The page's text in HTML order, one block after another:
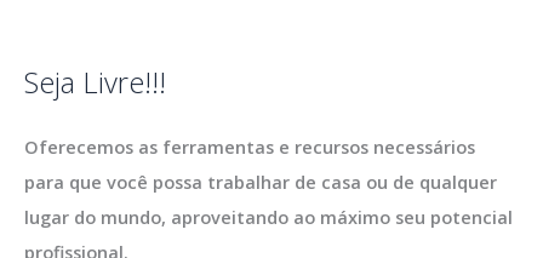
Seja Livre!!!
Oferecemos as ferramentas e recursos necessários
para que você possa trabalhar de casa ou de qualquer
lugar do mundo, aproveitando ao máximo seu potencial
profissional.